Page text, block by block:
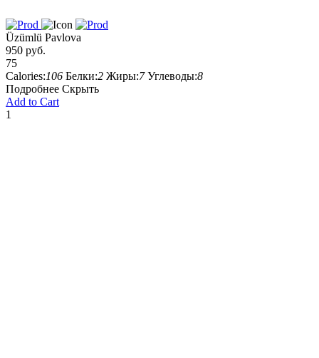
Üzümlü Pavlova
950 руб.
75
Calories:106 Белки:2 Жиры:7 Углеводы:8
Подробнее Скрыть
Add to Cart
1